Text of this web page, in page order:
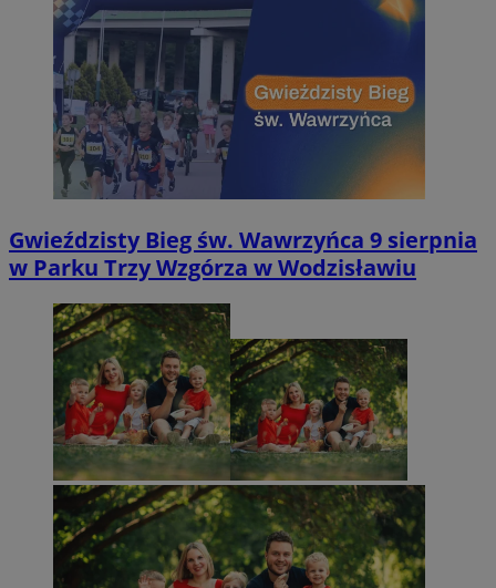
Gwieździsty Bieg św. Wawrzyńca 9 sierpnia
w Parku Trzy Wzgórza w Wodzisławiu